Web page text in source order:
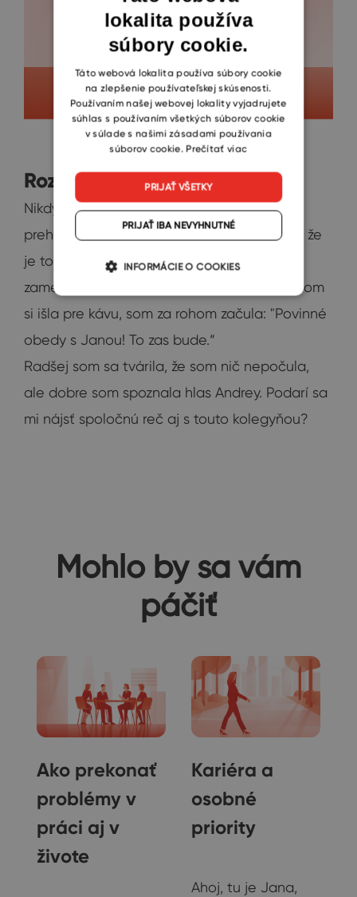
Rozhovory pri káve
Nikdy samozrejme, nezabúdam s kolegami
prehodiť pár slov pri kávomate. Zistila som, že
je to miesto s najvyššou kumuláciou
zamestnancov vo firme. Avšak včera, keď som
si išla pre kávu, som za rohom začula: "Povinné
obedy s Janou! To zas bude.“
Radšej som sa tvárila, že som nič nepočula,
ale dobre som spoznala hlas Andrey. Podarí sa
mi nájsť spoločnú reč aj s touto kolegyňou?
Mohlo by sa vám
páčiť
Ako prekonať
problémy v
práci aj v
živote
Kariéra a
osobné
priority
Ahoj, tu je Jana,
ENGLISH
SLOVAK
lokalita používa
súbory cookie.
Táto webová lokalita používa súbory cookie
na zlepšenie používateľskej skúsenosti.
Používaním našej webovej lokality vyjadrujete
súhlas s používaním všetkých súborov cookie
v súlade s našimi zásadami používania
súborov cookie. Prečítať viac
PRIJAŤ VŠETKY
PRIJAŤ IBA NEVYHNUTNÉ
INFORMÁCIE O COOKIES